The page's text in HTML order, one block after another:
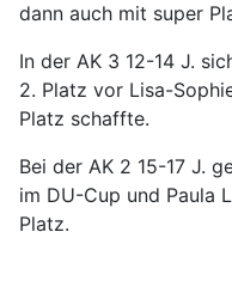
dann auch mit super
In der AK 3 12-14 J.
2. Platz vor Lisa-
Platz schaffte.
Bei der AK 2 15-17 J.
im DU-Cup und Paula
Platz.